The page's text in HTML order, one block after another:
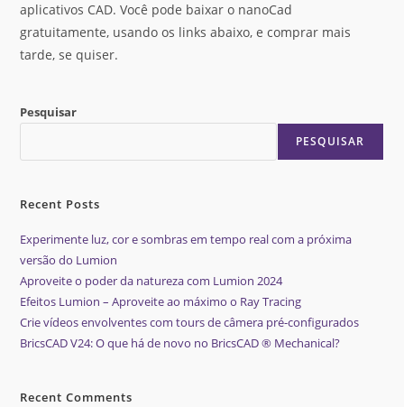
aplicativos CAD. Você pode baixar o nanoCad
gratuitamente, usando os links abaixo, e comprar mais
tarde, se quiser.
Pesquisar
PESQUISAR
Recent Posts
Experimente luz, cor e sombras em tempo real com a próxima
versão do Lumion
Aproveite o poder da natureza com Lumion 2024
Efeitos Lumion – Aproveite ao máximo o Ray Tracing
Crie vídeos envolventes com tours de câmera pré-configurados
BricsCAD V24: O que há de novo no BricsCAD ® Mechanical?
Recent Comments